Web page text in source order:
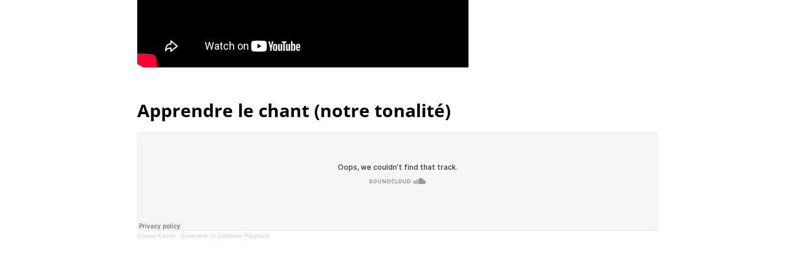
Apprendre le chant (notre tonalité)
Crystal Kanda · Ensemble JJ Goldman Playback